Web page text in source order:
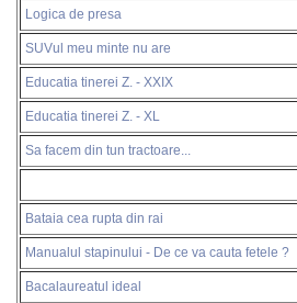
Logica de presa
SUVul meu minte nu are
Educatia tinerei Z. - XXIX
Educatia tinerei Z. - XL
Sa facem din tun tractoare...
Bataia cea rupta din rai
Manualul stapinului - De ce va cauta fetele ?
Bacalaureatul ideal